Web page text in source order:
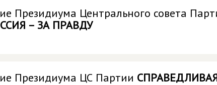
Президиума Центрального совета
– ЗА ПРАВДУ
Президиума ЦС Партии